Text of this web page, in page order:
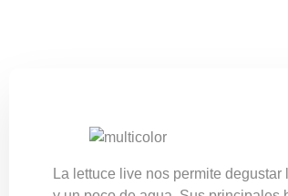
La lettuce live nos permite degustar